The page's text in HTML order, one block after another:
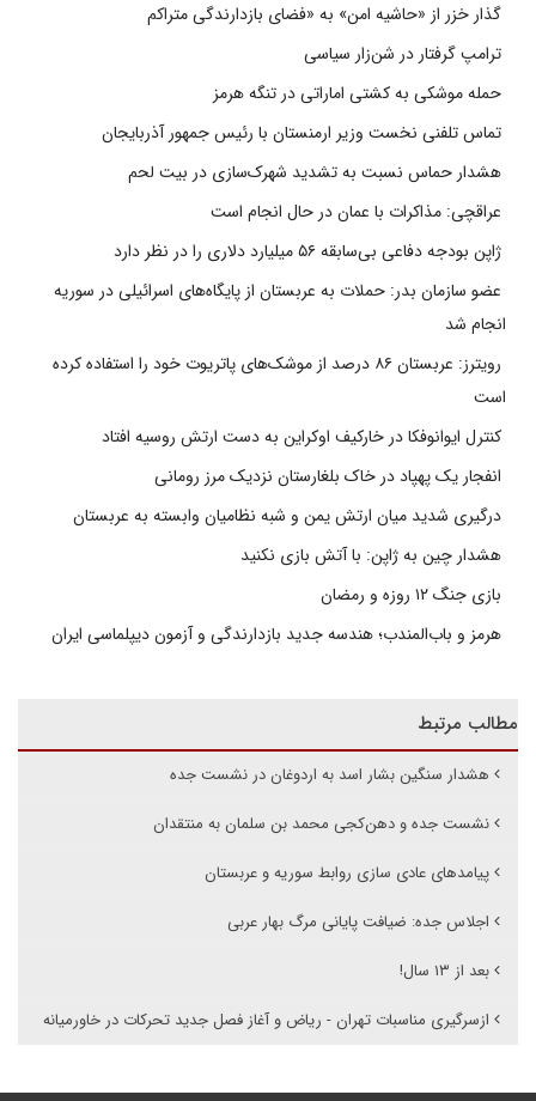
گذار خزر از «حاشیه امن» به «فضای بازدارندگی متراکم
ترامپ گرفتار در شن‌زار سیاسی
حمله موشکی به کشتی اماراتی در تنگه هرمز
تماس تلفنی نخست وزیر ارمنستان با رئیس جمهور آذربایجان
هشدار حماس نسبت به تشدید شهرک‌سازی در بیت‌ لحم
عراقچی: مذاکرات با عمان در حال انجام است
ژاپن بودجه دفاعی بی‌سابقه ۵۶ میلیارد دلاری را در نظر دارد
عضو سازمان بدر: حملات به عربستان از پایگاه‌های اسرائیلی در سوریه
انجام شد
رویترز: عربستان ۸۶ درصد از موشک‌های پاتریوت خود را استفاده کرده
است
کنترل ایوانوفکا در خارکیف اوکراین به دست ارتش روسیه افتاد
انفجار یک پهپاد در خاک بلغارستان نزدیک مرز رومانی
درگیری شدید میان ارتش یمن و شبه نظامیان وابسته به عربستان
هشدار چین به ژاپن: با آتش بازی نکنید
بازی جنگ ۱۲ روزه و رمضان
هرمز و باب‌المندب؛ هندسه جدید بازدارندگی و آزمون دیپلماسی ایران
مطالب مرتبط
هشدار سنگین بشار اسد به اردوغان در نشست جده
نشست جده و دهن‌کجی محمد بن سلمان به منتقدان
پیامدهای عادی سازی روابط سوریه و عربستان
اجلاس جده: ضیافت پایانی مرگ بهار عربی
بعد از ۱۳ سال!
ازسرگیری مناسبات تهران - ریاض و آغاز فصل جدید تحرکات در خاورمیانه